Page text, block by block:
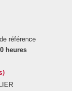
référence
heures